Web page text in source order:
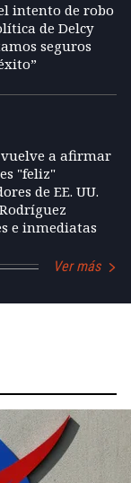
intento de robo
de Delcy
seguros
a afirmar
"feliz"
de EE. UU.
e inmediatas
Ver más